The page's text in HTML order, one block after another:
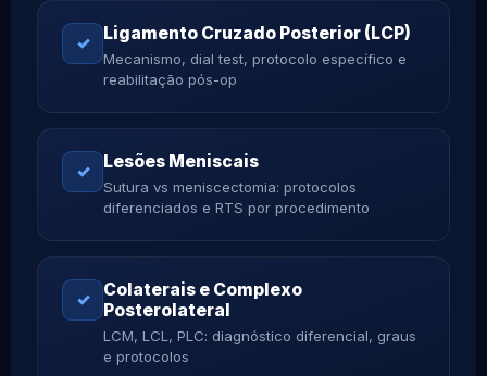
✓ Ligamento Cruzado Posterior (LCP)
Mecanismo, dial test, protocolo específico e
reabilitação pós-op
✓ Lesões Meniscais
Sutura vs meniscectomia: protocolos
diferenciados e RTS por procedimento
✓
Colaterais e Complexo
Posterolateral
LCM, LCL, PLC: diagnóstico diferencial, graus
e protocolos